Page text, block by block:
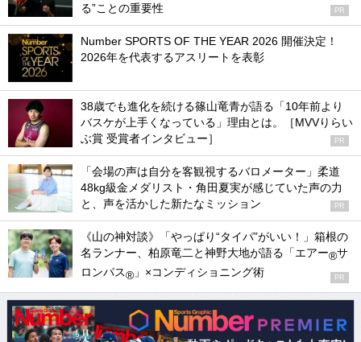
る”ことの重要性
PR
Number SPORTS OF THE YEAR 2026 開催決定！
2026年を代表するアスリートを表彰
38歳でも進化を続ける篠山竜青が語る「10年前より
バスケが上手くなっている」理由とは。［MVVりらい
ぶ賞 受賞者インタビュー］
PR
「会場の声は自分を客観視するバロメーター」柔道
48kg級金メダリスト・角田夏実が感じていた声の力
と、声を活かした新たなミッション
PR
《山の神対談》「やっぱり“タイパ”がいい！」箱根の
名ランナー、柏原竜二と神野大地が語る「エアー®サ
ロンパス® 」×コンディショニング術 PR